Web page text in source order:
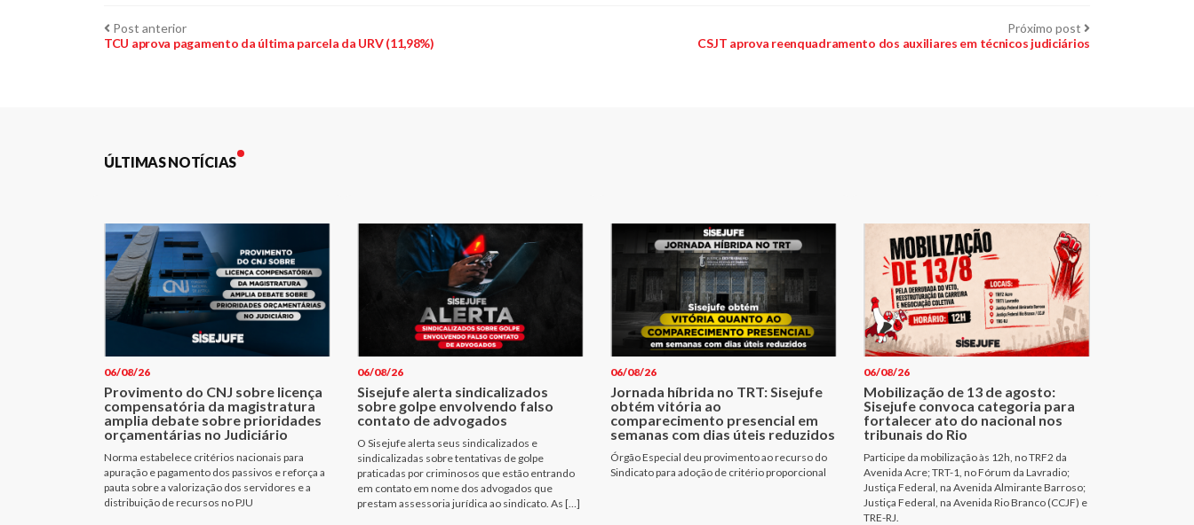
Navegação
Post anteriorPost
anterior:
TCU aprova pagamento da última parcela da URV (11,98%)
Próximo post Próximo
CSJT aprova reenquadramento dos auxiliares em técnicos judiciários
ÚLTIMAS NOTÍCIAS
06/08/26
Provimento do CNJ sobre licença
compensatória da magistratura
amplia debate sobre prioridades
orçamentárias no Judiciário
Norma estabelece critérios nacionais para
apuração e pagamento dos passivos e reforça a
pauta sobre a valorização dos servidores e a
distribuição de recursos no PJU
06/08/26
Sisejufe alerta sindicalizados
sobre golpe envolvendo falso
contato de advogados
O Sisejufe alerta seus sindicalizados e
sindicalizadas sobre tentativas de golpe
praticadas por criminosos que estão entrando
em contato em nome dos advogados que
prestam assessoria jurídica ao sindicato. As […]
06/08/26
Jornada híbrida no TRT: Sisejufe
obtém vitória ao
comparecimento presencial em
semanas com dias úteis reduzidos
Órgão Especial deu provimento ao recurso do
Sindicato para adoção de critério proporcional
06/08/26
Mobilização de 13 de agosto:
Sisejufe convoca categoria para
fortalecer ato do nacional nos
tribunais do Rio
Participe da mobilização às 12h, no TRF2 da
Avenida Acre; TRT-1, no Fórum da Lavradio;
Justiça Federal, na Avenida Almirante Barroso;
Justiça Federal, na Avenida Rio Branco (CCJF) e
TRE-RJ.